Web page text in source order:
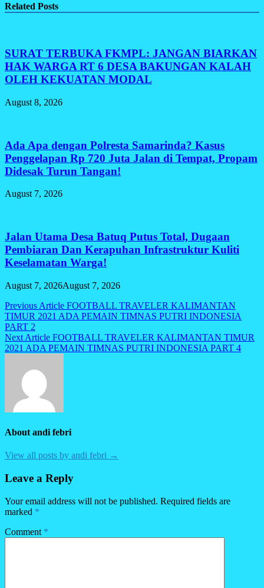
Related Posts
SURAT TERBUKA FKMPL: JANGAN BIARKAN
HAK WARGA RT 6 DESA BAKUNGAN KALAH
OLEH KEKUATAN MODAL
August 8, 2026
Ada Apa dengan Polresta Samarinda? Kasus
Penggelapan Rp 720 Juta Jalan di Tempat, Propam
Didesak Turun Tangan!
August 7, 2026
Jalan Utama Desa Batuq Putus Total, Dugaan
Pembiaran Dan Kerapuhan Infrastruktur Kuliti
Keselamatan Warga!
August 7, 2026August 7, 2026
Post
navigation
Previous Article FOOTBALL TRAVELER KALIMANTAN
TIMUR 2021 ADA PEMAIN TIMNAS PUTRI INDONESIA
PART 2
Next Article FOOTBALL TRAVELER KALIMANTAN TIMUR
2021 ADA PEMAIN TIMNAS PUTRI INDONESIA PART 4
About andi febri
View all posts by andi febri →
Leave a Reply
Your email address will not be published. Required fields are
marked *
Comment *